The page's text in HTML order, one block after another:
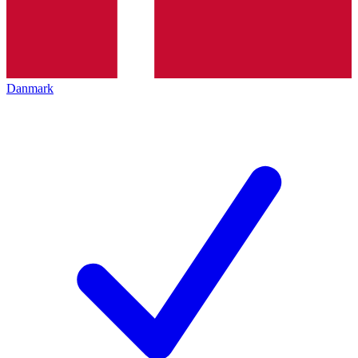
Danmark